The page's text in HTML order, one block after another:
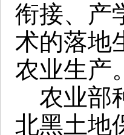
衔接、产
术的落地
农业生产。
农业部
北黑土地